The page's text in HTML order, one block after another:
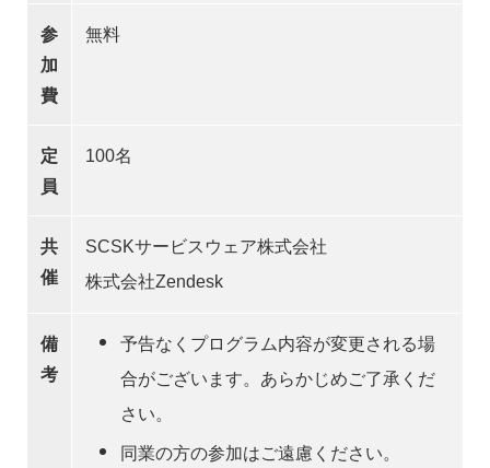
参
加
費
無料
定
員
100名
共
催
SCSKサービスウェア株式会社
株式会社Zendesk
備
考
予告なくプログラム内容が変更される場
合がございます。あらかじめご了承くだ
さい。
同業の方の参加はご遠慮ください。